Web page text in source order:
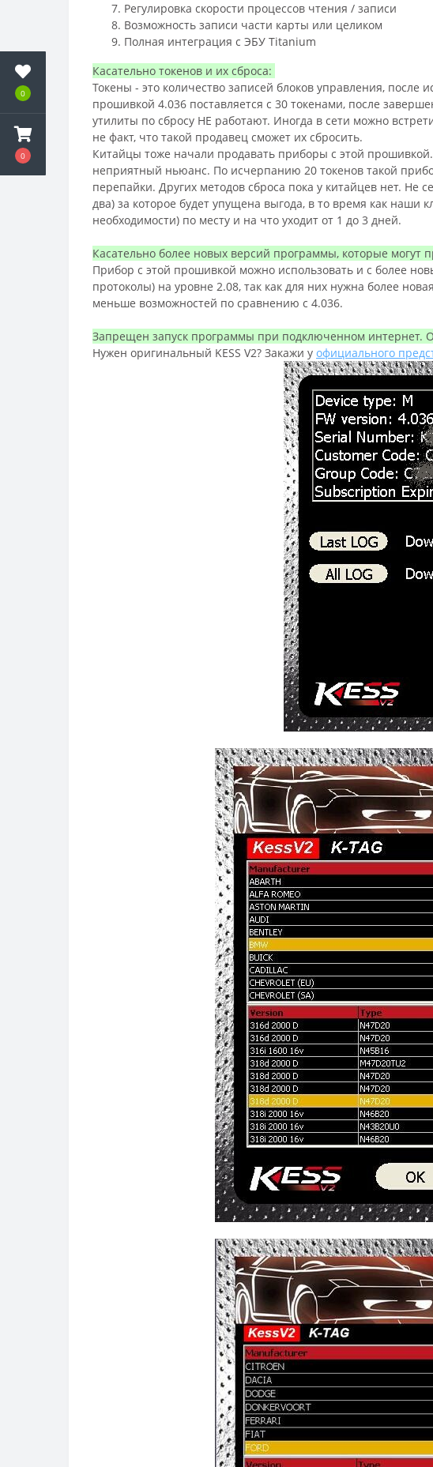
0
0
Регулировка скорости процессов чтения / записи
Возможность записи части карты или целиком
Полная интеграция с ЭБУ Titanium
Касательно токенов и их сброса:
Токены - это количество записей блоков управления,
прошивкой 4.036 поставляется с 30 токенами, после
утилиты по сбросу НЕ работают. Иногда в сети можно
не факт, что такой продавец сможет их сбросить.
Китайцы тоже начали продавать приборы с этой
неприятный ньюанс. По исчерпанию 20 токенов такой
перепайки. Других методов сброса пока у китайцев нет. Не
два) за которое будет упущена выгода, в то время как
необходимости) по месту и на что уходит от 1 до 3 дней.
Касательно более новых версий программы, которые могут
Прибор с этой прошивкой можно использовать и с более
протоколы) на уровне 2.08, так как для них нужна более
меньше возможностей по сравнению с 4.036.
Запрещен запуск программы при подключенном интернет.
Нужен оригинальный KESS V2? Закажи у официального